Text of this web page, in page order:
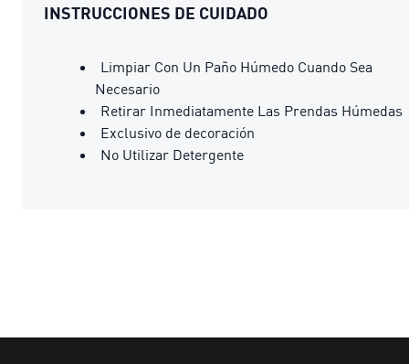
INSTRUCCIONES DE CUIDADO
Limpiar Con Un Paño Húmedo Cuando Sea
Necesario
Retirar Inmediatamente Las Prendas Húmedas
Exclusivo de decoración
No Utilizar Detergente